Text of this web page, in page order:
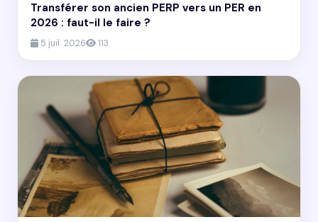
Transférer son ancien PERP vers un PER en
2026 : faut-il le faire ?
5 juil. 2026 113